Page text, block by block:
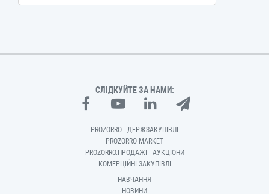
СЛІДКУЙТЕ ЗА НАМИ:
PROZORRO - ДЕРЖЗАКУПІВЛІ
PROZORRO MARKET
PROZORRO.ПРОДАЖІ - АУКЦІОНИ
КОМЕРЦІЙНІ ЗАКУПІВЛІ
НАВЧАННЯ
НОВИНИ